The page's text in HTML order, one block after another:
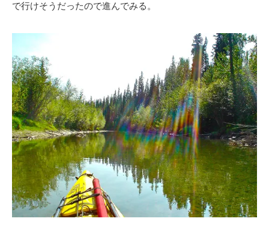
で行けそうだったので進んでみる。